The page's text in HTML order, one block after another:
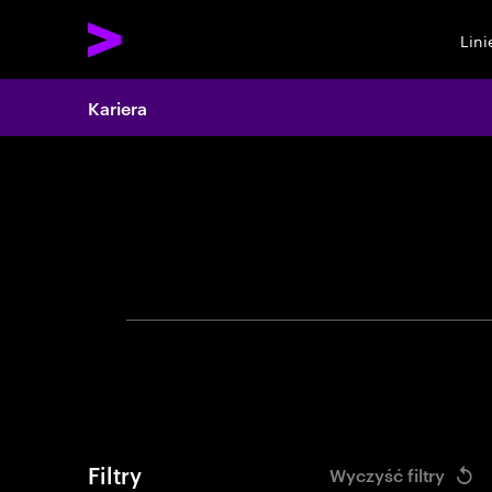
Search
Kariera
Filtry Wyczyść filtry